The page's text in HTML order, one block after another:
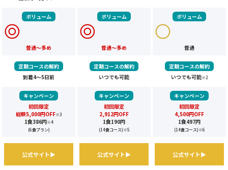
ボリューム
普通～多め
ボリューム
普通～多め
ボリューム
普通
定期コースの解約
到着4～5日前
定期コースの解約
いつでも可能
定期コースの解約
いつでも可能※2
キャンペーン
初回限定
総額5,000円OFF※3
1食386円※4
(6食プラン)
キャンペーン
初回限定
2,912円OFF
1食190円
(14食コース)※5
キャンペーン
初回限定
4,500円OFF
1食497円
(14食コース)※6
公式サイト▶ 公式サイト▶ 公式サイト▶